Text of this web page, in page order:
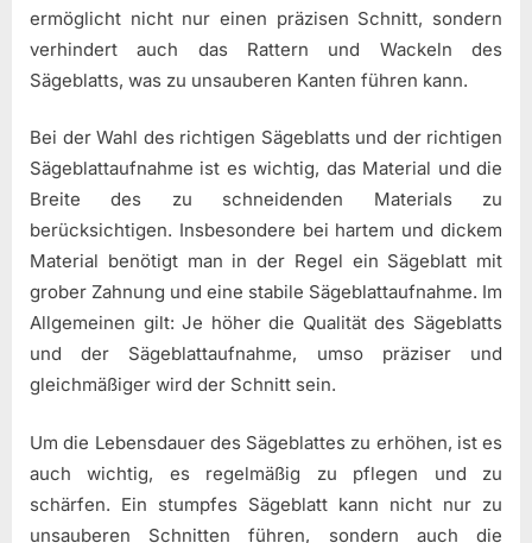
ermöglicht nicht nur einen präzisen Schnitt, sondern
verhindert auch das Rattern und Wackeln des
Sägeblatts, was zu unsauberen Kanten führen kann.
Bei der Wahl des richtigen Sägeblatts und der richtigen
Sägeblattaufnahme ist es wichtig, das Material und die
Breite des zu schneidenden Materials zu
berücksichtigen. Insbesondere bei hartem und dickem
Material benötigt man in der Regel ein Sägeblatt mit
grober Zahnung und eine stabile Sägeblattaufnahme. Im
Allgemeinen gilt: Je höher die Qualität des Sägeblatts
und der Sägeblattaufnahme, umso präziser und
gleichmäßiger wird der Schnitt sein.
Um die Lebensdauer des Sägeblattes zu erhöhen, ist es
auch wichtig, es regelmäßig zu pflegen und zu
schärfen. Ein stumpfes Sägeblatt kann nicht nur zu
unsauberen Schnitten führen, sondern auch die